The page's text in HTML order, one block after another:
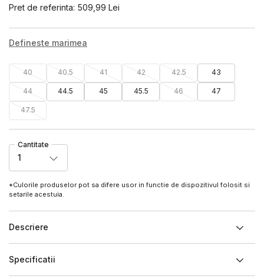
Pret de referinta: 509,99 Lei
Defineste marimea
40 40.5 41 42 42.5 43
44 44.5 45 45.5 46 47
47.5
Cantitate
1
*Culorile produselor pot sa difere usor in functie de dispozitivul folosit si
setarile acestuia.
Descriere
Specificatii